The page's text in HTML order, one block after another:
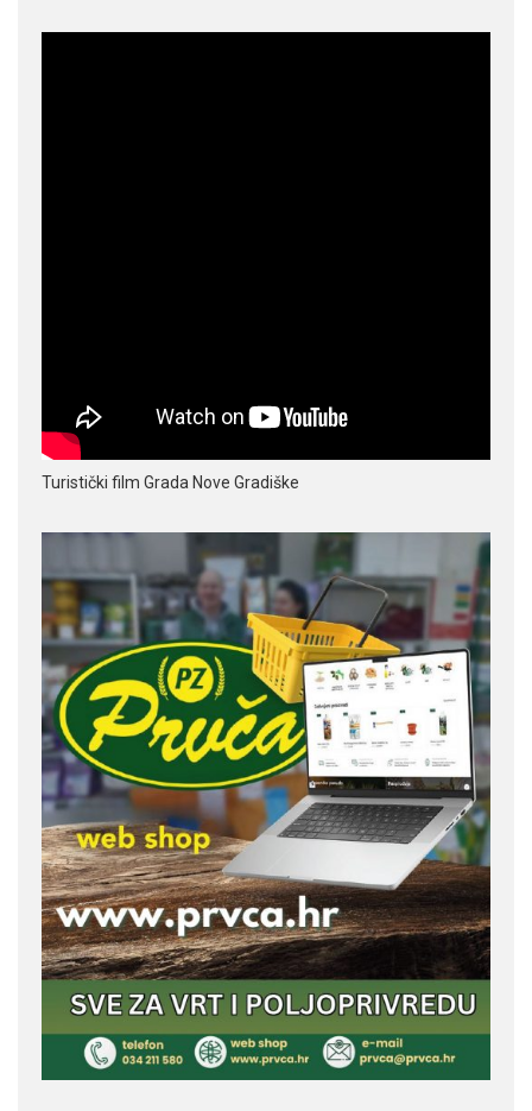
Turistički film Grada Nove Gradiške